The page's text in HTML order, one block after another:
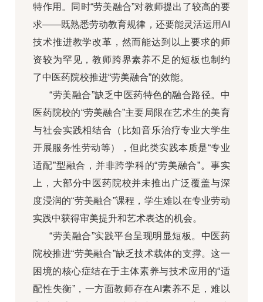
特作用。同时“劳美融合”对教师提出了较高的要
求——既熟悉劳动教育规律，还要能灵活运用AI
技术推进教学改革，然而能达到以上要求的师
资较为罕见，教师跨界素养不足的短板也制约
了中医药院校推进“劳美融合”的效能。
“劳美融合”缺乏中医药特色的融合路径。中
医药院校的“劳美融合”主要局限在艺术生的美育
与社会实践相结合（比如音乐治疗专业大学生
开展服务性劳动等），但此类实践本质是“专业
适配”型融合，并非跨学科的“劳美融合”。事实
上，大部分中医药院校并未推出广泛覆盖与深
度浸润的“劳美融合”课程，学生难以在专业劳动
实践中获得审美提升和艺术表达的机会。
“劳美融合”实践平台呈现明显短板。中医药
院校推进“劳美融合”缺乏技术载体的支撑。这一
困境的核心症结在于主体素养与技术应用的“适
配性失衡”，一方面教师存在AI素养不足，难以